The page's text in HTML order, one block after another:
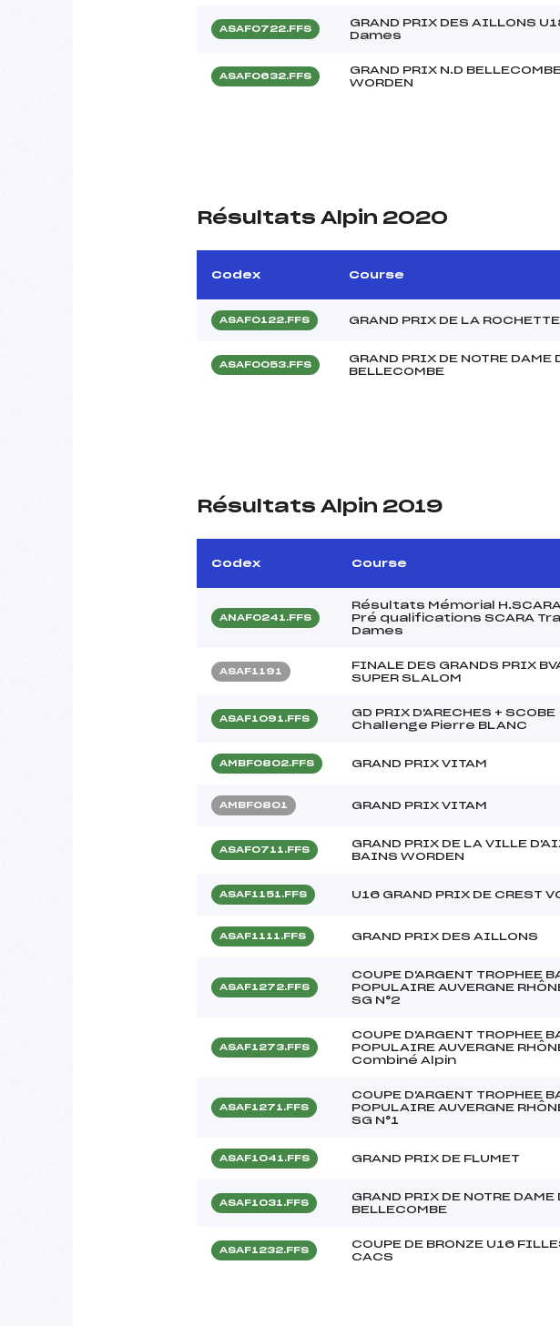
ASAF0722.FFS
GRAND PRIX DES AILLONS
Dames
ASAF0632.FFS
GRAND PRIX N.D
WORDEN
Résultats Alpin 2020
Codex Course
ASAF0122.FFS GRAND PRIX DE LA ROCHETTE
ASAF0053.FFS
GRAND PRIX DE NOTRE DAME
BELLECOMBE
Résultats Alpin 2019
Codex Course
ANAF0241.FFS
Résultats Mémorial
Pré qualifications SCARA
Dames
ASAF1191
FINALE DES GRANDS PRIX
SUPER SLALOM
ASAF1091.FFS
GD PRIX D'ARECHES + SCOBE
Challenge Pierre BLANC
AMBF0802.FFS GRAND PRIX VITAM
AMBF0801 GRAND PRIX VITAM
ASAF0711.FFS
GRAND PRIX DE LA VILLE
BAINS WORDEN
ASAF1151.FFS U16 GRAND PRIX DE CREST
ASAF1111.FFS GRAND PRIX DES AILLONS
ASAF1272.FFS
COUPE D'ARGENT TROPHEE
POPULAIRE AUVERGNE
SG N°2
ASAF1273.FFS
COUPE D'ARGENT TROPHEE
POPULAIRE AUVERGNE
Combiné Alpin
ASAF1271.FFS
COUPE D'ARGENT TROPHEE
POPULAIRE AUVERGNE
SG N°1
ASAF1041.FFS GRAND PRIX DE FLUMET
ASAF1031.FFS
GRAND PRIX DE NOTRE DAME
BELLECOMBE
ASAF1232.FFS
COUPE DE BRONZE U16
CACS